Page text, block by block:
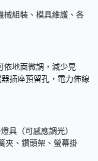
械組裝、模具維護、各
依地面微調，減少晃
插座預留孔，電力佈線
具（可感應調光）
夾、鑽頭架、螢幕掛